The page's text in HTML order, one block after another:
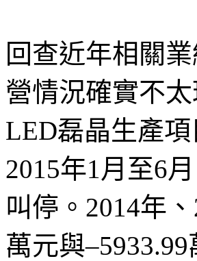
回查近年相關
營情況確實不
LED磊晶生產
2015年1月至6
叫停。2014年
萬元與